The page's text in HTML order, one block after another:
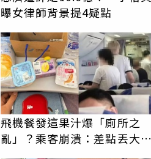
曝女律師背景提4疑點
飛機餐發這果汁爆「廁所之
亂」？乘客崩潰：差點丟大
臉 醫揭3類人別亂喝